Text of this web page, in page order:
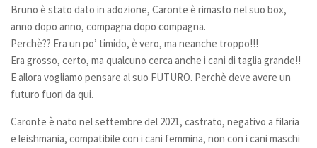
Cani
Cani taglia grande
Cani taglia media
Cani taglia piccola
Sostienici
Bruno è stato dato in adozione, Caronte è rimasto nel suo box,
anno dopo anno, compagna dopo compagna.
Perchè?? Era un po’ timido, è vero, ma neanche troppo!!!
Era grosso, certo, ma qualcuno cerca anche i cani di taglia grande!!
E allora vogliamo pensare al suo FUTURO. Perchè deve avere un
futuro fuori da qui.
Caronte è nato nel settembre del 2021, castrato, negativo a filaria
e leishmania, compatibile con i cani femmina, non con i cani maschi